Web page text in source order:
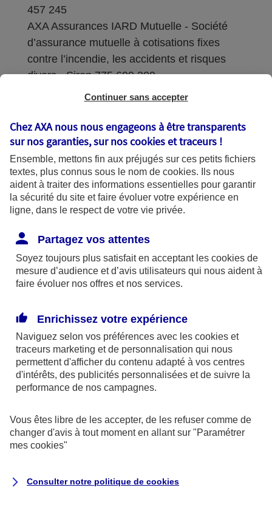
457 245
AXA Assurances IARD Mutuelle - Société
d’assurance mutuelle à cotisations fixes
contre l’incendie, les accidents et risques
divers - Siren 775 699 309
Sièges sociaux : 313 Terrasses de l’Arche –
Coordonnées de l'Autorité de contrôle
prudentiel et de résolution (ACPR) : - 4
Place de Budapest - CS 92459 - 75436
Paris Cedex 09. Le détail des procédures de
recours et de réclamation et les
disponibles sur le site axa.fr.
AXA France IARD et AXA France Vie sont
mandataires exclusifs en opérations de
246 et n°13 005 764 (consultable
surwww.orias.fr)
AXA Assistance France Assurances,
S.A au capital de 51 429 430,40 €,
Siège social :
8-10, rue Paul Vaillant Couturier
Continuer sans accepter
Chez AXA nous nous engageons à être transparents
sur nos garanties, sur noscookies et traceurs !
Ensemble, mettons fin aux préjugés sur ces petits fichiers
textes, plus connus sous le nom de cookies. Ils nous
aident à traiter des informations essentielles pour garantir
la sécurité du site et faire évoluer votre expérience en
ligne, dans le respect de votre vie privée.
Partagez vos attentes
Soyez toujours plus satisfait en acceptant les cookies de
mesure d’audience et d’avis utilisateurs qui nous aident à
faire évoluer nos offres et nos services.
Enrichissez votre expérience
Naviguez selon vos préférences avec les cookies et
traceurs marketing et de personnalisation qui nous
permettent d'afficher du contenu adapté à vos centres
d'intérêts, des publicités personnalisées et de suivre la
performance de nos campagnes.
Vous êtes libre de les accepter, de les refuser comme de
changer d'avis à tout moment en allant sur "Paramétrer
mes cookies"
Consulter notre politique de cookies